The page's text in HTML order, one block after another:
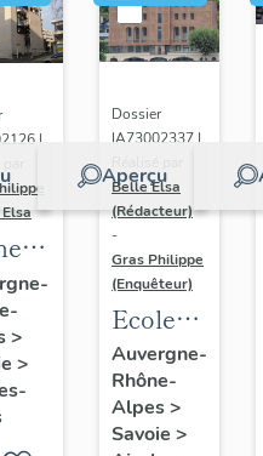
|
>
>
Aperçu
Dossier
IA73002337 |
Belle Elsa
(Rédacteur)
-
Gras Philippe
(Enquêteur)
Ecole
secondaire,
dite
Ecole
Auvergne-
Rhône-
Alpes>
Savoie >